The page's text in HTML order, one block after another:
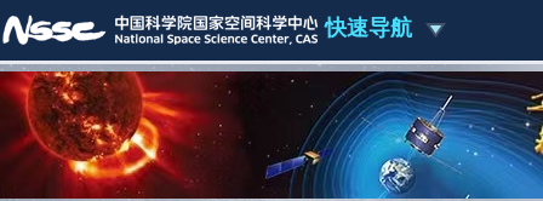
快速导航